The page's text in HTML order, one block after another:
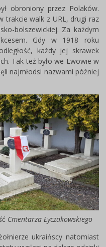
obroniony przez Polaków.
trakcie walk z URL, drugi raz
bolszewickiej. Za każdym
Gdy w 1918 roku
każdy jej skrawek
Tak też było we Lwowie w
najmłodsi nazwami później
ć Cmentarza Łyczakowskiego
ukraińscy natomiast